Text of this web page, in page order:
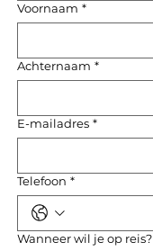
Voornaam *
Achternaam *
E-mailadres *
Telefoon *
Wanneer wil je op reis?